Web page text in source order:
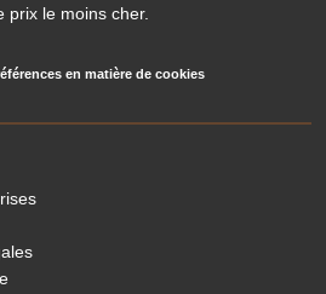
prix le moins cher.
en matière de cookies